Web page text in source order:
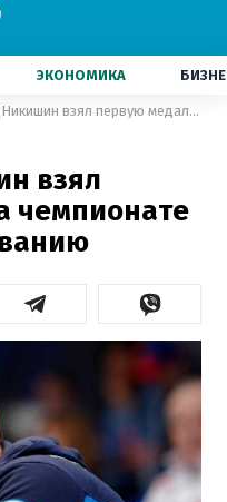
ЭКОНОМИКА
Украинец Никишин взял первую медаль на чемпионате Европы по фехтованию
взял
чемпионате